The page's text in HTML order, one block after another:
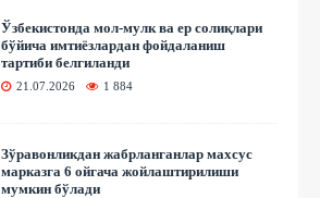
Ўзбекистонда мол-мулк ва ер солиқлари
бўйича имтиёзлардан фойдаланиш
тартиби белгиланди
21.07.2026 1 884
Зўравонликдан жабрланганлар махсус
марказга 6 ойгача жойлаштирилиши
мумкин бўлади